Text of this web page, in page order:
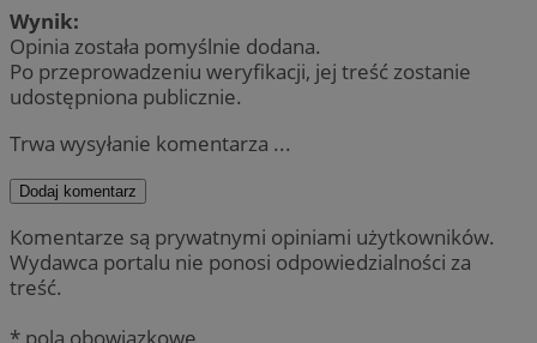
Wynik:
Opinia została pomyślnie dodana.
Po przeprowadzeniu weryfikacji, jej treść zostanie
udostępniona publicznie.
Trwa wysyłanie komentarza ...
Dodaj komentarz
Komentarze są prywatnymi opiniami użytkowników.
Wydawca portalu nie ponosi odpowiedzialności za
treść.